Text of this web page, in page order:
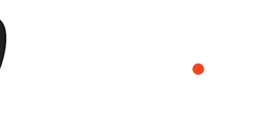
that we provide you the best experience
to browse this website, you accept
us analyze how the website is used and
To learn more or to find out how
can access our